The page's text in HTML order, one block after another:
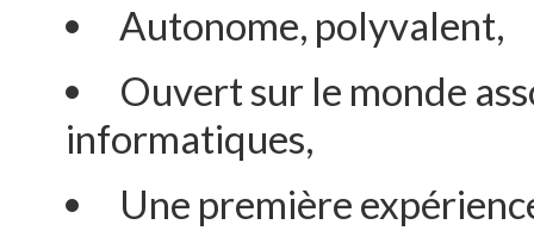
Autonome, polyvalent,
Ouvert sur le monde
informatiques,
Une première